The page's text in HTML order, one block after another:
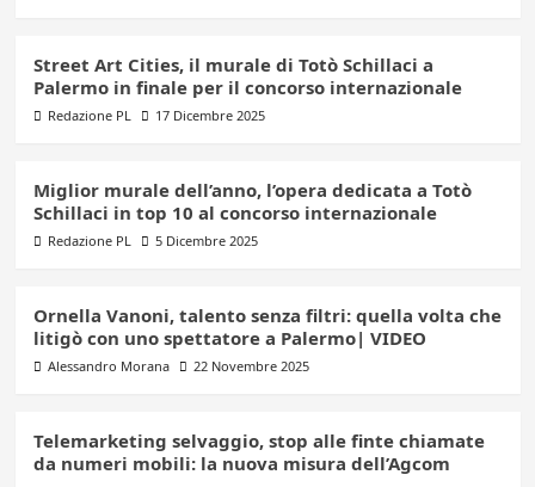
Street Art Cities, il murale di Totò Schillaci a
Palermo in finale per il concorso internazionale
Redazione PL 17 Dicembre 2025
Miglior murale dell’anno, l’opera dedicata a Totò
Schillaci in top 10 al concorso internazionale
Redazione PL 5 Dicembre 2025
Ornella Vanoni, talento senza filtri: quella volta che
litigò con uno spettatore a Palermo| VIDEO
Alessandro Morana 22 Novembre 2025
Telemarketing selvaggio, stop alle finte chiamate
da numeri mobili: la nuova misura dell’Agcom